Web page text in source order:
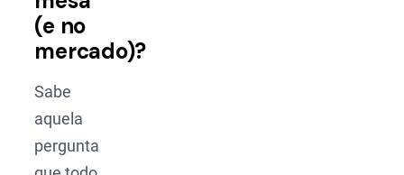
(e no
mercado)?
Sabe
aquela
pergunta